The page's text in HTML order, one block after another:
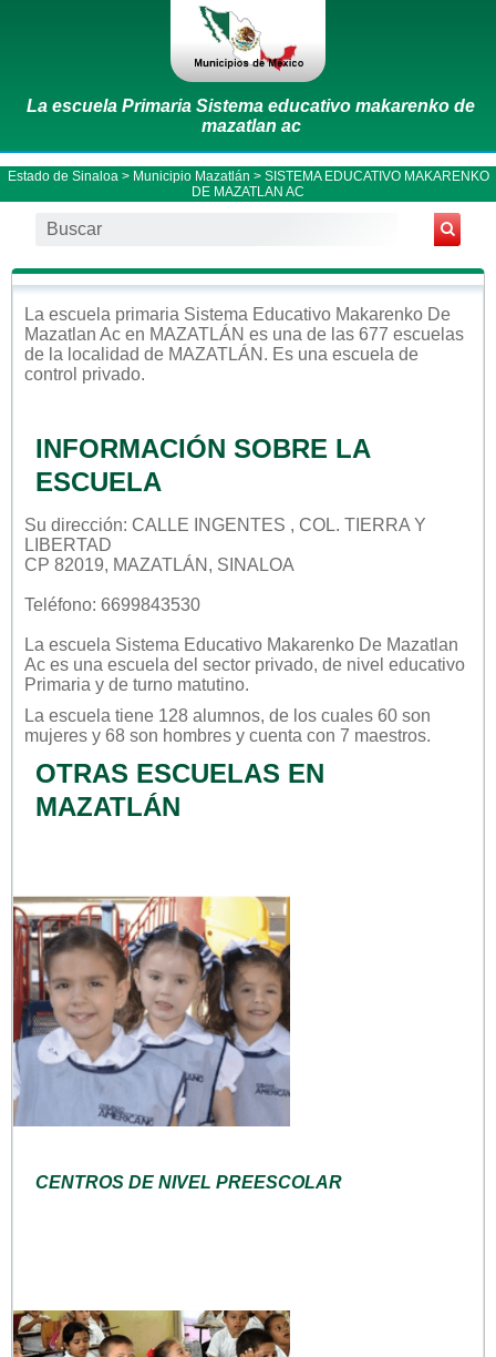
La escuela Primaria Sistema educativo makarenko de
mazatlan ac
Estado de Sinaloa > Municipio Mazatlán > SISTEMA EDUCATIVO MAKARENKO
DE MAZATLAN AC
La escuela primaria Sistema Educativo Makarenko De
Mazatlan Ac en MAZATLÁN es una de las 677 escuelas
de la localidad de MAZATLÁN . Es una escuela de
control privado.
INFORMACIÓN SOBRE LA
ESCUELA
Su dirección: CALLE INGENTES , COL. TIERRA Y
LIBERTAD
CP 82019, MAZATLÁN, SINALOA
Teléfono: 6699843530
La escuela Sistema Educativo Makarenko De Mazatlan
Ac es una escuela del sector privado, de nivel educativo
Primaria y de turno matutino.
La escuela tiene 128 alumnos, de los cuales 60 son
mujeres y 68 son hombres y cuenta con 7 maestros.
OTRAS ESCUELAS EN
MAZATLÁN
CENTROS DE NIVEL PREESCOLAR